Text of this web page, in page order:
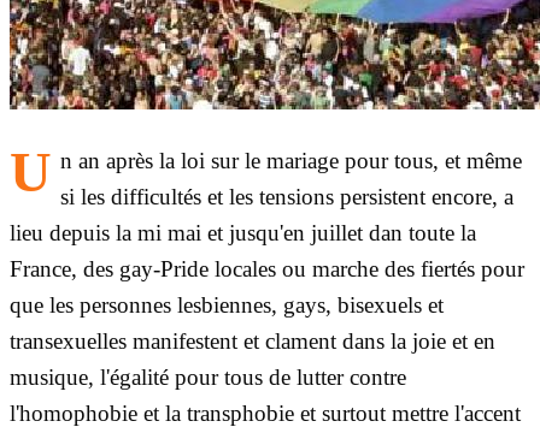
U n an après la loi sur le mariage pour tous, et même
si les difficultés et les tensions persistent encore, a
lieu depuis la mi mai et jusqu'en juillet dan toute la
France, des gay-Pride locales ou marche des fiertés pour
que les personnes lesbiennes, gays, bisexuels et
transexuelles manifestent et clament dans la joie et en
musique, l'égalité pour tous de lutter contre
l'homophobie et la transphobie et surtout mettre l'accent